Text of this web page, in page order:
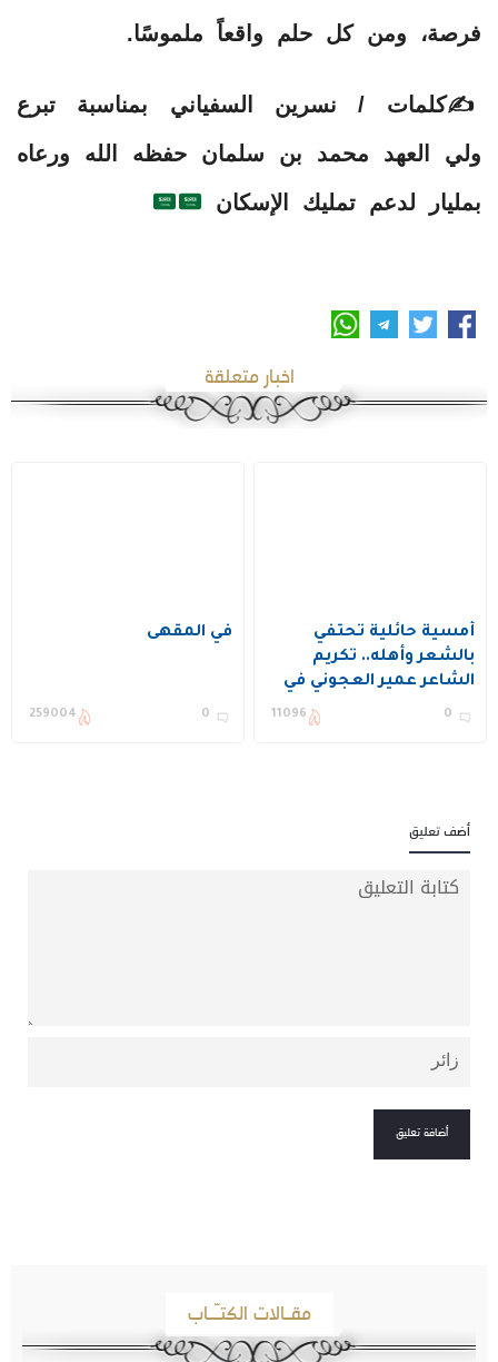
فرصة، ومن كل حلم واقعاً ملموسًا.
✍كلمات / نسرين السفياني بمناسبة تبرع
ولي العهد محمد بن سلمان حفظه الله ورعاه
بمليار لدعم تمليك الإسكان
اخبار متعلقة
أمسية حائلية تحتفي
بالشعر وأهله.. تكريم
الشاعر عمير العجوني في
ديوان القعابيب
0
11096
في المقهى
0
259004
أضف تعليق
مقـالات الكتـّـاب